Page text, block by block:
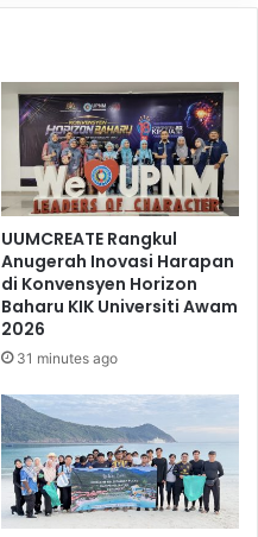
UUMCREATE Rangkul
Anugerah Inovasi Harapan
di Konvensyen Horizon
Baharu KIK Universiti Awam
2026
31 minutes ago